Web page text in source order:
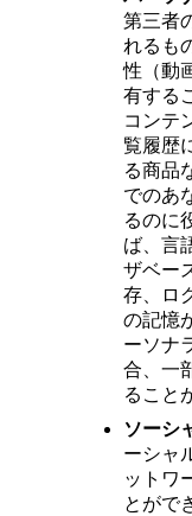
第三者
れるも
性（動
有する
コンテ
覧履歴
る商品
でのあ
るのに
ば、言
ザベー
存、ロ
の記憶
ーソナ
合、一
ること
ソーシ
ーシャ
ットワ
とがで